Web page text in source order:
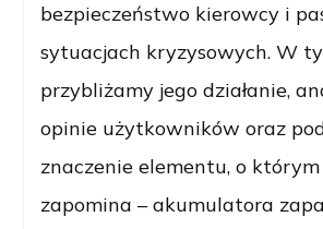
bezpieczeństwo kierowcy i
sytuacjach kryzysowych. W
przybliżamy jego działanie,
opinie użytkowników oraz
znaczenie elementu, o którym
zapomina – akumulatora